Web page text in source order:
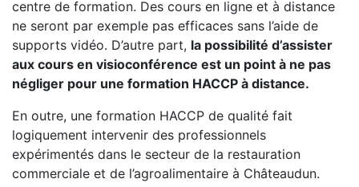
centre de formation. Des cours en ligne et à distance
ne seront par exemple pas efficaces sans l’aide de
supports vidéo. D’autre part, la possibilité d’assister
aux cours en visioconférence est un point à ne pas
négliger pour une formation HACCP à distance.
En outre, une formation HACCP de qualité fait
logiquement intervenir des professionnels
expérimentés dans le secteur de la restauration
commerciale et de l’agroalimentaire à Châteaudun.